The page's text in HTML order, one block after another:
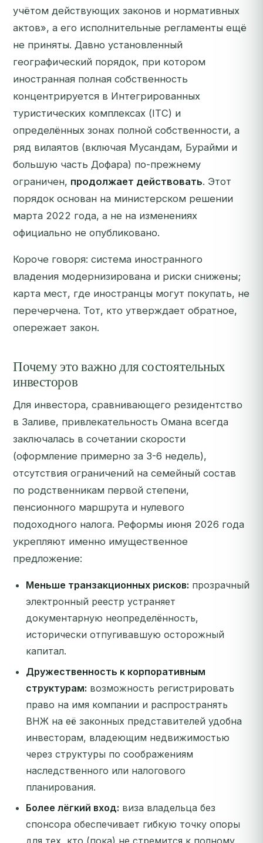
учётом действующих законов и нормативных
актов», а его исполнительные регламенты ещё
не приняты. Давно установленный
географический порядок, при котором
иностранная полная собственность
концентрируется в Интегрированных
туристических комплексах (ITC) и
определённых зонах полной собственности, а
ряд вилаятов (включая Мусандам, Бурайми и
большую часть Дофара) по-прежнему
ограничен, продолжает действовать. Этот
порядок основан на министерском решении
марта 2022 года, а не на изменениях
официально не опубликовано.
Короче говоря: система иностранного
владения модернизирована и риски снижены;
карта мест, где иностранцы могут покупать, не
перечерчена. Тот, кто утверждает обратное,
опережает закон.
Почему это важно для состоятельных
инвесторов
Для инвестора, сравнивающего резидентство
в Заливе, привлекательность Омана всегда
заключалась в сочетании скорости
(оформление примерно за 3-6 недель),
отсутствия ограничений на семейный состав
по родственникам первой степени,
пенсионного маршрута и нулевого
подоходного налога. Реформы июня 2026 года
укрепляют именно имущественное
предложение:
Меньше транзакционных рисков: прозрачный
электронный реестр устраняет
документарную неопределённость,
исторически отпугивавшую осторожный
капитал.
Дружественность к корпоративным
структурам: возможность регистрировать
право на имя компании и распространять
ВНЖ на её законных представителей удобна
инвесторам, владеющим недвижимостью
через структуры по соображениям
наследственного или налогового
планирования.
Более лёгкий вход: виза владельца без
спонсора обеспечивает гибкую точку опоры
для тех, кто (пока) не стремится к полному